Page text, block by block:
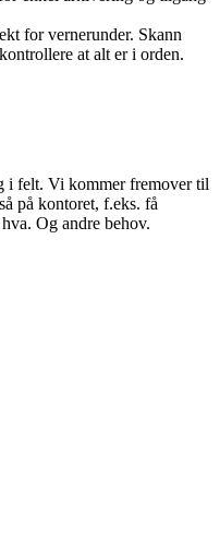
for vernerunder. Skann
at alt er i orden.
i felt. Vi kommer fremover til
på kontoret, f.eks. få
Og andre behov.